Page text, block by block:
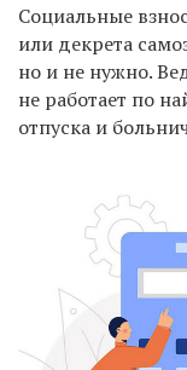
Социальные
или декрета
но и не нужно.
не работает по
отпуска и